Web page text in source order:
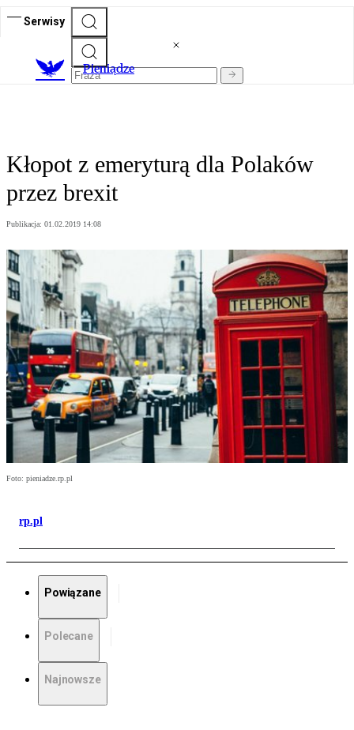
Serwisy
Pieniądze
Kłopot z emeryturą dla Polaków
przez brexit
Publikacja: 01.02.2019 14:08
Foto: pieniadze.rp.pl
rp.pl
Powiązane
Polecane
Najnowsze